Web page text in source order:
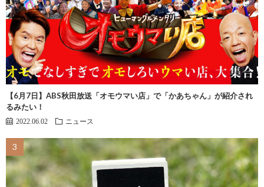
【6月7日】ABS秋田放送「オモウマい店」で「かあちゃん」が紹介され
るみたい！
2022.06.02 ニュース